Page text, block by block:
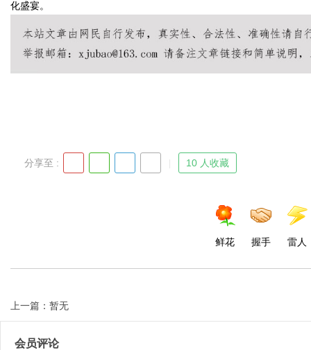
Bo
化盛宴。
分享至 : 10 人收藏
鲜花 握手 雷人
上一篇：暂无
会员评论